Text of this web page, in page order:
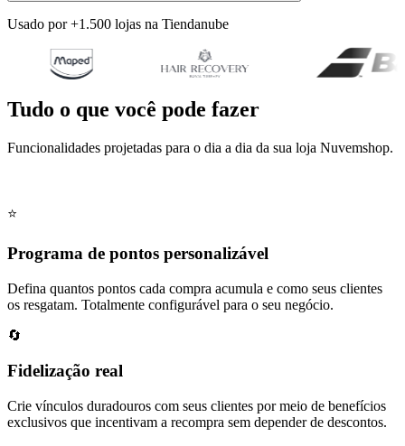
Usado por +1.500 lojas na Tiendanube
Tudo o que você pode fazer
Funcionalidades projetadas para o dia a dia da sua loja Nuvemshop.
⭐
Programa de pontos personalizável
Defina quantos pontos cada compra acumula e como seus clientes
os resgatam. Totalmente configurável para o seu negócio.
🔄
Fidelização real
Crie vínculos duradouros com seus clientes por meio de benefícios
exclusivos que incentivam a recompra sem depender de descontos.